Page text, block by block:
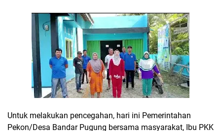
Untuk melakukan pencegahan, hari ini Pemerintahan
Pekon/Desa Bandar Pugung bersama masyarakat, Ibu PKK